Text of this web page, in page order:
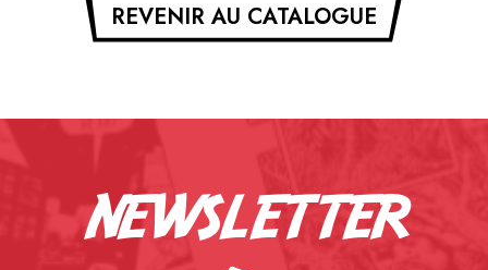
REVENIR AU CATALOGUE
newsletter